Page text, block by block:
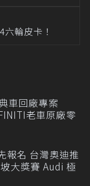
輪皮卡！
車回廠專案
老車原廠零
報名 台灣奧迪推
大獎賽 Audi 極